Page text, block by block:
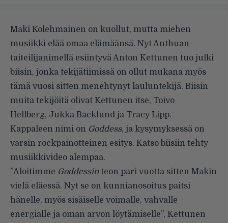
Maki Kolehmainen on kuollut, mutta miehen
musiikki elää omaa elämäänsä. Nyt Anthuan-
taiteilijanimellä esiintyvä Anton Kettunen tuo julki
biisin, jonka tekijätiimissä on ollut mukana myös
tämä vuosi sitten menehtynyt lauluntekijä. Biisin
muita tekijöitä olivat Kettunen itse, Toivo
Hellberg, Jukka Backlund ja Tracy Lipp.
Kappaleen nimi on Goddess, ja kysymyksessä on
varsin rockpainotteinen esitys. Katso biisiin tehty
musiikkivideo alempaa.
”Aloitimme Goddessinteon pari vuotta sitten Makin
vielä eläessä. Nyt se on kunnianosoitus paitsi
hänelle, myös sisäiselle voimalle, vahvalle
energialle ja oman arvon löytämiselle”, Kettunen